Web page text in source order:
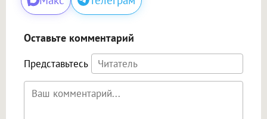
Оставьте комментарий
Представьтесь